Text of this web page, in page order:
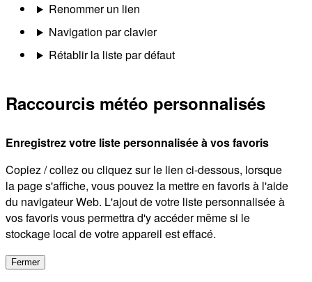
Renommer un lien
Navigation par clavier
Rétablir la liste par défaut
Raccourcis météo personnalisés
Enregistrez votre liste personnalisée à vos favoris
Copiez / collez ou cliquez sur le lien ci-dessous, lorsque
la page s'affiche, vous pouvez la mettre en favoris à l'aide
du navigateur Web. L'ajout de votre liste personnalisée à
vos favoris vous permettra d'y accéder même si le
stockage local de votre appareil est effacé.
Fermer